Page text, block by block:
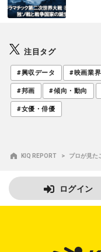
注目タグ
#興収データ #映画業
#邦画 #傾向・動向
#女優・俳優
KIQ REPORT プロが見た
ログイン